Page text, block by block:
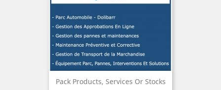
Pack Products, Services Or Stocks